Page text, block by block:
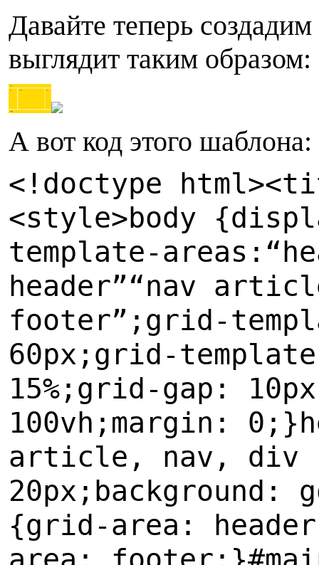
Давайте теперь
выглядит таким образом:
А вот код этого шаблона:
< !doctype html><
<style>body {d
template-areas: “
header”“nav
footer”; g rid-
60px; g rid-
15%; g rid-gap:
100vh; margin: 0; }h
article, nav, div
20px; background:
{g rid-area: